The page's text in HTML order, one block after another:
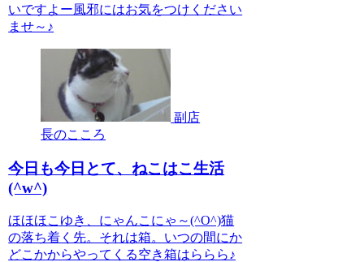
いですよー風邪にはお気をつけください
ませ～♪
副店
長のこころ
今日も今日とて、ねこはこ生活
(^w^)
ほほほこゆき、にゃんこにゃ～(^O^)猫
の落ち着く先。それは箱。いつの間にか
どこかからやってくる空き箱はららら♪